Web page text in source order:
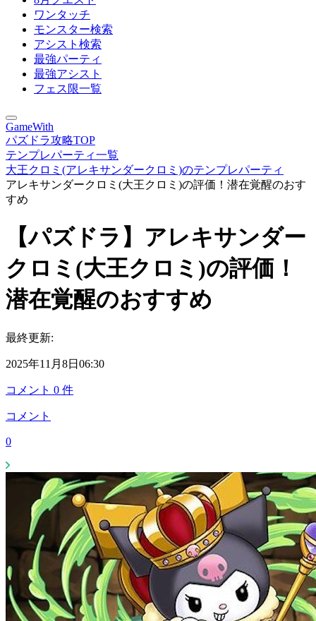
ワンタッチ
モンスター検索
アシスト検索
最強パーティ
最強アシスト
フェス限一覧
GameWith
パズドラ攻略TOP
テンプレパーティ一覧
大王クロミ(アレキサンダークロミ)のテンプレパーティ
アレキサンダークロミ(大王クロミ)の評価！潜在覚醒のおす
すめ
【パズドラ】アレキサンダー
クロミ(大王クロミ)の評価！
潜在覚醒のおすすめ
最終更新:
2025年11月8日06:30
コメント 0 件
コメント
0